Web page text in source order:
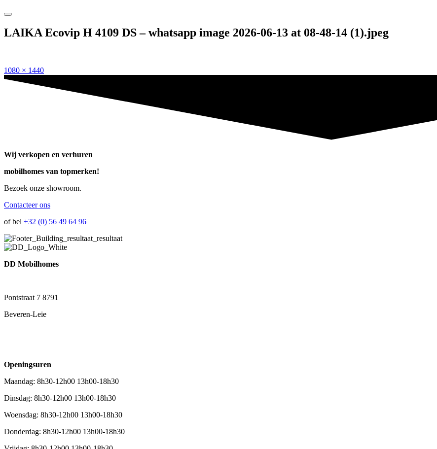
LAIKA Ecovip H 4109 DS – whatsapp image 2026-06-13 at 08-48-14 (1).jpeg
Volledige
grootte
1080 × 1440
Wij verkopen en verhuren
mobilhomes van topmerken!
Bezoek onze showroom.
Contacteer ons
of bel +32 (0) 56 49 64 96
DD Mobilhomes
Pontstraat 7 8791
Beveren-Leie
Openingsuren
Maandag: 8h30-12h00 13h00-18h30
Dinsdag: 8h30-12h00 13h00-18h30
Woensdag: 8h30-12h00 13h00-18h30
Donderdag: 8h30-12h00 13h00-18h30